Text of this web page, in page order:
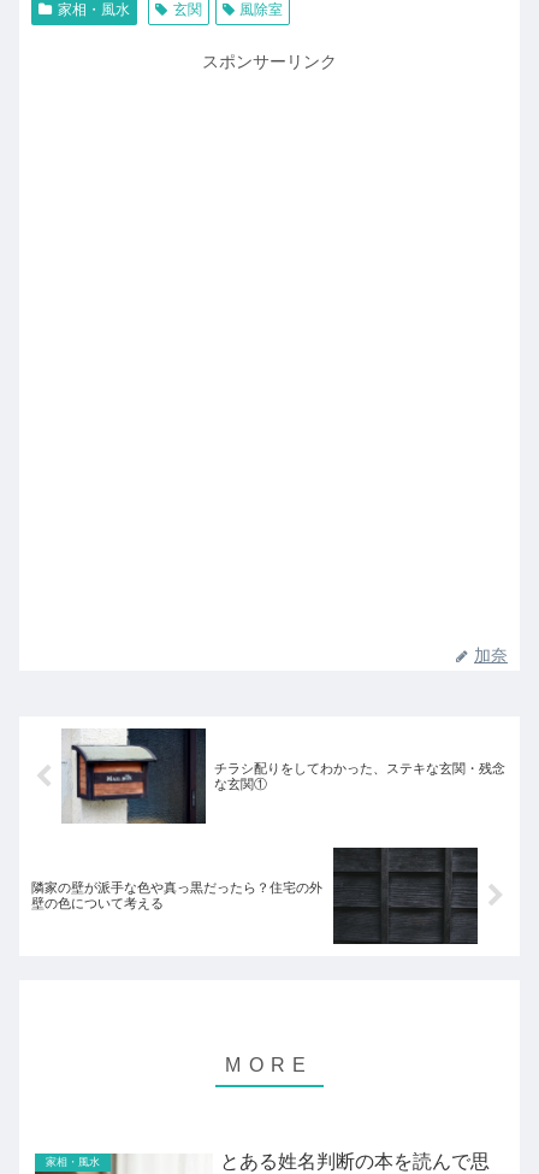
家相・風水 玄関 風除室
スポンサーリンク
加奈
チラシ配りをしてわかった、ステキな玄関・残念
な玄関①
隣家の壁が派手な色や真っ黒だったら？住宅の外
壁の色について考える
家相・風水
とある姓名判断の本を読んで思